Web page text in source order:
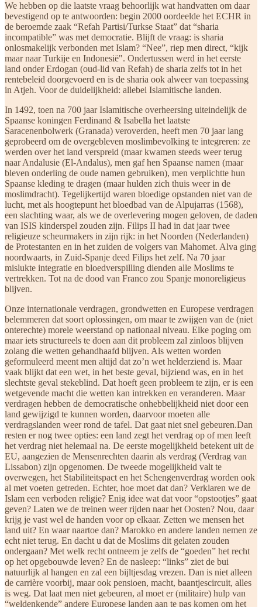
We hebben op die laatste vraag behoorlijk wat handvatten om daar
bevestigend op te antwoorden: begin 2000 oordeelde het ECHR in
de beroemde zaak “Refah Partisi/Turkse Staat” dat “sharia
incompatible” was met democratie. Blijft de vraag: is sharia
onlosmakelijk verbonden met Islam? “Nee”, riep men direct, “kijk
maar naar Turkije en Indonesië". Ondertussen werd in het eerste
land onder Erdogan (oud-lid van Refah) de sharia zelfs tot in het
rentebeleid doorgevoerd en is de sharia ook alweer van toepassing
in Atjeh. Voor de duidelijkheid: allebei Islamitische landen.
In 1492, toen na 700 jaar Islamitische overheersing uiteindelijk de
Spaanse koningen Ferdinand & Isabella het laatste
Saracenenbolwerk (Granada) veroverden, heeft men 70 jaar lang
geprobeerd om de overgebleven moslimbevolking te integreren: ze
werden over het land verspreid (maar kwamen steeds weer terug
naar Andalusie (El-Andalus), men gaf hen Spaanse namen (maar
bleven onderling de oude namen gebruiken), men verplichtte hun
Spaanse kleding te dragen (maar hulden zich thuis weer in de
moslimdracht). Tegelijkertijd waren bloedige opstanden niet van de
lucht, met als hoogtepunt het bloedbad van de Alpujarras (1568),
een slachting waar, als we de overlevering mogen geloven, de daden
van ISIS kinderspel zouden zijn. Filips II had in dat jaar twee
religieuze scheurmakers in zijn rijk: in het Noorden (Nederlanden)
de Protestanten en in het zuiden de volgers van Mahomet. Alva ging
noordwaarts, in Zuid-Spanje deed Filips het zelf. Na 70 jaar
mislukte integratie en bloedverspilling dienden alle Moslims te
vertrekken. Tot na de dood van Franco zou Spanje monoreligieus
blijven.
Onze internationale verdragen, grondwetten en Europese verdragen
belemmeren dat soort oplossingen, om maar te zwijgen van de (niet
onterechte) morele weerstand op nationaal niveau. Elke poging om
maar iets structureels te doen aan dit probleem zal zinloos blijven
zolang die wetten gehandhaafd blijven. Als wetten worden
geformuleerd meent men altijd dat zo’n wet helderziend is. Maar
vaak blijkt dat een wet, in het beste geval, bijziend was, en in het
slechtste geval stekeblind. Dat hoeft geen probleem te zijn, er is een
wetgevende macht die wetten kan intrekken en veranderen. Maar
verdragen hebben de democratische onhebbelijkheid niet door een
land gewijzigd te kunnen worden, daarvoor moeten alle
verdragslanden weer rond de tafel. Dat gaat niet snel gebeuren.Dan
resten er nog twee opties: een land zegt het verdrag op of men leeft
het verdrag niet helemaal na. De eerste mogelijkheid betekent uit de
EU, aangezien de Mensenrechten daarin als verdrag (Verdrag van
Lissabon) zijn opgenomen. De tweede mogelijkheid valt te
overwegen, het Stabiliteitspact en het Schengenverdrag worden ook
al met voeten getreden. Echter, hoe moet dat dan? Verklaren we de
Islam een verboden religie? Enig idee wat dat voor “opstootjes” gaat
geven? Laten we de treinen weer rijden naar het Oosten? Nou, daar
krijg je vast wel de handen voor op elkaar. Zetten we mensen het
land uit? En waar naartoe dan? Marokko en andere landen nemen ze
echt niet terug. En dacht u dat de Moslims dit gelaten zouden
ondergaan? Met welk recht ontneem je zelfs de “goeden” het recht
op het opgebouwde leven? En de nasleep: “links” ziet de bui
natuurlijk al hangen en zal een bijltjesdag vrezen. Dan is niet alleen
de carrière voorbij, maar ook pensioen, macht, baantjescircuit, alles
is weg. Dat laat men niet gebeuren, al moet er (militaire) hulp van
“weldenkende” andere Europese landen aan te pas komen om het